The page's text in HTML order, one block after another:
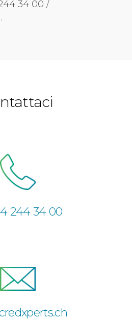
34 00 /
.
244 34 00